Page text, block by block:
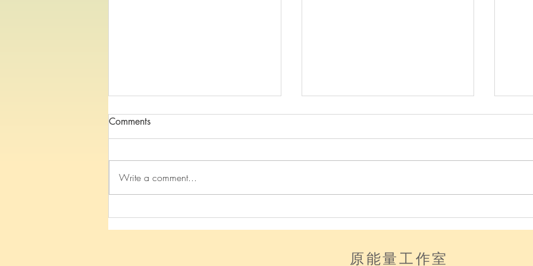
2026 TAT基礎課：【先把手從
火中移開吧!】-- TAT 與佛法
Comments
Write a comment...
原能量工作室